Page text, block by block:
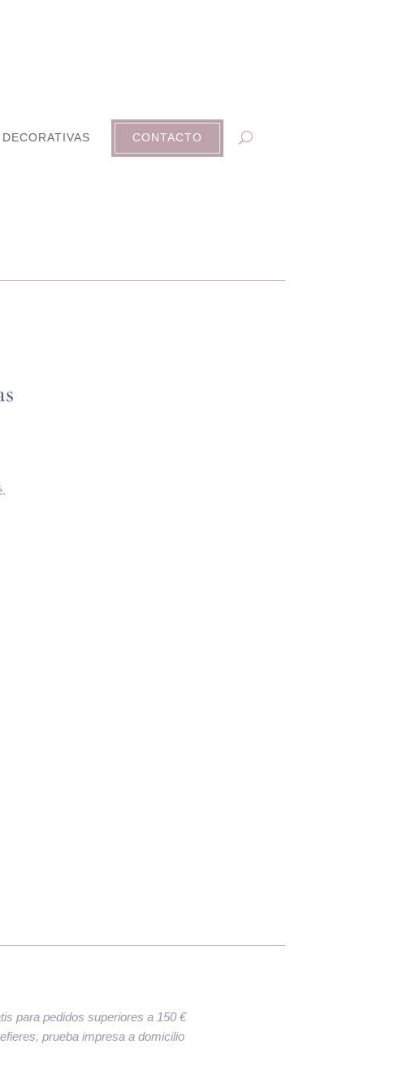
CONTACTO
para pedidos superiores a 150 €
prueba impresa a domicilio